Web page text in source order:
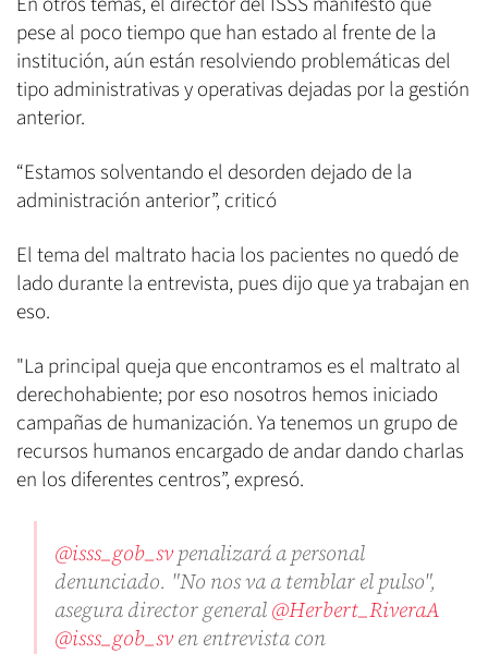
pese al poco tiempo que han estado al frente de la
institución, aún están resolviendo problemáticas del
tipo administrativas y operativas dejadas por la gestión
anterior.
“Estamos solventando el desorden dejado de la
administración anterior”, criticó
El tema del maltrato hacia los pacientes no quedó de
lado durante la entrevista, pues dijo que ya trabajan en
eso.
"La principal queja que encontramos es el maltrato al
derechohabiente; por eso nosotros hemos iniciado
campañas de humanización. Ya tenemos un grupo de
recursos humanos encargado de andar dando charlas
en los diferentes centros”, expresó.
@isss_gob_svpenalizará a personal
denunciado. "No nos va a temblar el pulso",
asegura director general@Herbert_RiveraA
@isss_gob_sven entrevista con